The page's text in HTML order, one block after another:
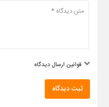
قوانین ارسال دیدگاه
ثبت دیدگاه